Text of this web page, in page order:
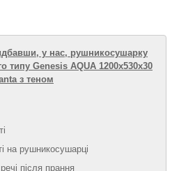
у нас, рушникосушарку
типу Genesis AQUA 1200х530х30
з теном
на рушникосушарці
після прання